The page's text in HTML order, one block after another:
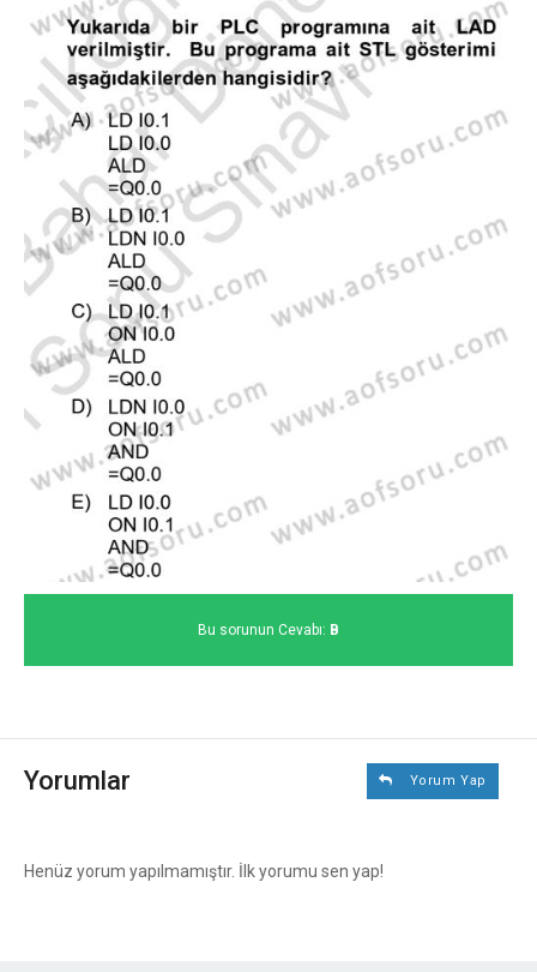
Bu sorunun Cevabı: B
Yorumlar Yorum Yap
Henüz yorum yapılmamıştır. İlk yorumu sen yap!